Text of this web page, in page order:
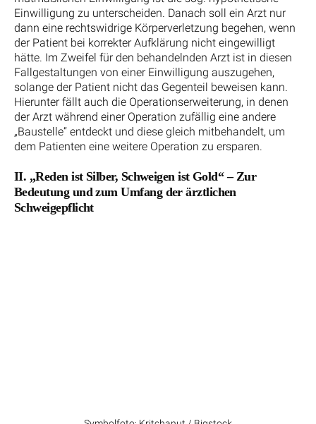
Einwilligung zu unterscheiden. Danach soll ein Arzt nur
dann eine rechtswidrige Körperverletzung begehen, wenn
der Patient bei korrekter Aufklärung nicht eingewilligt
hätte. Im Zweifel für den behandelnden Arzt ist in diesen
Fallgestaltungen von einer Einwilligung auszugehen,
solange der Patient nicht das Gegenteil beweisen kann.
Hierunter fällt auch die Operationserweiterung, in denen
der Arzt während einer Operation zufällig eine andere
„Baustelle“ entdeckt und diese gleich mitbehandelt, um
dem Patienten eine weitere Operation zu ersparen.
II. „Reden ist Silber, Schweigen ist Gold“ – Zur
Bedeutung und zum Umfang der ärztlichen
Schweigepflicht